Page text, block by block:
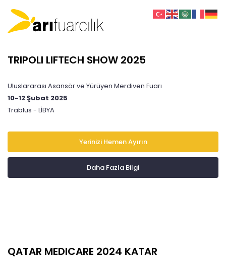
TRIPOLI LIFTECH SHOW 2025
Uluslararası Asansör ve Yürüyen Merdiven Fuarı
10-12 Şubat 2025
Trablus - LİBYA
Yerinizi Hemen Ayırın
Daha Fazla Bilgi
QATAR MEDICARE 2024 KATAR